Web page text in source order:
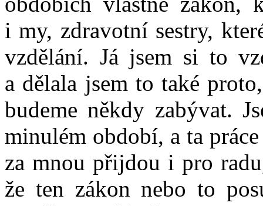
i my, zdravotní sestry,
vzdělání. Já jsem si to
a dělala jsem to také
budeme někdy zabývat.
minulém období, a ta
za mnou přijdou i pro
že ten zákon nebo to